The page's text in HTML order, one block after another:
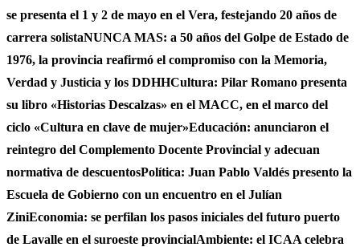
se presenta el 1 y 2 de mayo en el Vera, festejando 20 años de
carrera solistaNUNCA MAS: a 50 años del Golpe de Estado de
1976, la provincia reafirmó el compromiso con la Memoria,
Verdad y Justicia y los DDHHCultura: Pilar Romano presenta
su libro «Historias Descalzas» en el MACC, en el marco del
ciclo «Cultura en clave de mujer»Educación: anunciaron el
reintegro del Complemento Docente Provincial y adecuan
normativa de descuentosPolítica: Juan Pablo Valdés presento la
Escuela de Gobierno con un encuentro en el Julían
ZiniEconomia: se perfilan los pasos iniciales del futuro puerto
de Lavalle en el suroeste provincialAmbiente: el ICAA celebra